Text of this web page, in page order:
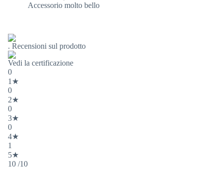
Accessorio molto bello
. Recensioni sul prodotto
Vedi la certificazione
0
1★
0
2★
0
3★
0
4★
1
5★
10 /10